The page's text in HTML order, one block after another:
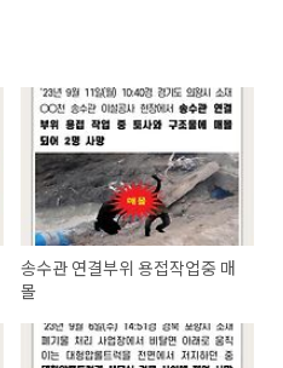
송수관 연결부위 용접작업중 매
몰